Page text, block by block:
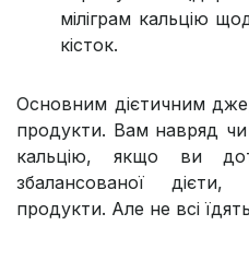
міліграм кальцію
кісток.
Основним дієтичним
продукти. Вам навряд чи
кальцію, якщо ви
збалансованої
продукти. Але не всі